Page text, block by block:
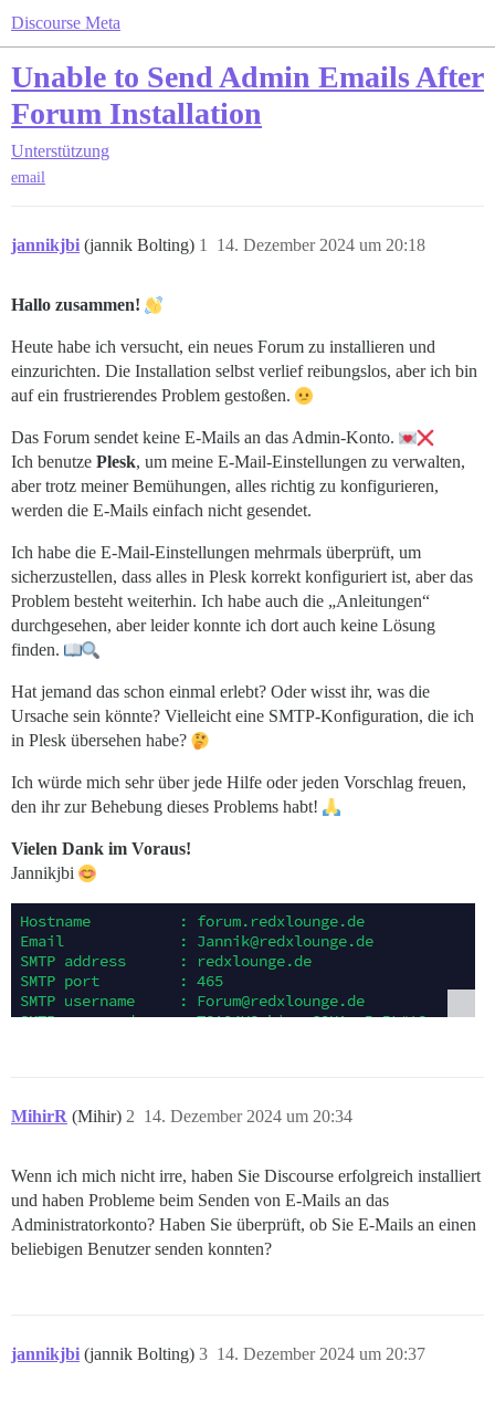
Discourse Meta
Unable to Send Admin Emails After
Forum Installation
Unterstützung
email
jannikjbi (jannik Bolting) 14. Dezember 2024 um 20:18
1
Hallo zusammen!
Heute habe ich versucht, ein neues Forum zu installieren und
einzurichten. Die Installation selbst verlief reibungslos, aber ich bin
auf ein frustrierendes Problem gestoßen.
Das Forum sendet keine E-Mails an das Admin-Konto.
Ich benutze Plesk, um meine E-Mail-Einstellungen zu verwalten,
aber trotz meiner Bemühungen, alles richtig zu konfigurieren,
werden die E-Mails einfach nicht gesendet.
Ich habe die E-Mail-Einstellungen mehrmals überprüft, um
sicherzustellen, dass alles in Plesk korrekt konfiguriert ist, aber das
Problem besteht weiterhin. Ich habe auch die „Anleitungen“
durchgesehen, aber leider konnte ich dort auch keine Lösung
finden.
Hat jemand das schon einmal erlebt? Oder wisst ihr, was die
Ursache sein könnte? Vielleicht eine SMTP-Konfiguration, die ich
in Plesk übersehen habe?
Ich würde mich sehr über jede Hilfe oder jeden Vorschlag freuen,
den ihr zur Behebung dieses Problems habt!
Vielen Dank im Voraus!
Jannikjbi
MihirR (Mihir) 14. Dezember 2024 um 20:34
2
Wenn ich mich nicht irre, haben Sie Discourse erfolgreich installiert
und haben Probleme beim Senden von E-Mails an das
Administratorkonto? Haben Sie überprüft, ob Sie E-Mails an einen
beliebigen Benutzer senden konnten?
jannikjbi (jannik Bolting) 14. Dezember 2024 um 20:37
3